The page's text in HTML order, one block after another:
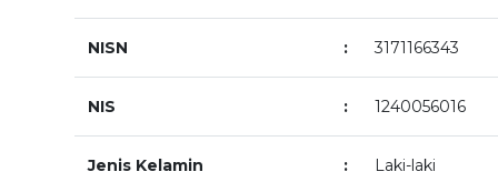
NISN : 3171166343
NIS : 1240056016
Jenis Kelamin : Laki-laki